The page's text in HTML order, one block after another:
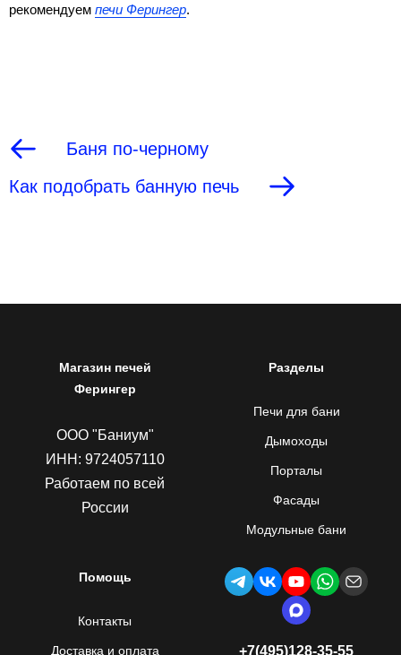
рекомендуем печи Ферингер.
Баня по-черному
Как подобрать банную печь
Магазин печей
Ферингер
ООО "Баниум"
ИНН: 9724057110
Работаем по всей
России
Разделы
Печи для бани
Дымоходы
Порталы
Фасады
Модульные бани
Помощь
Контакты
Доставка и оплата +7(495)128-35-55